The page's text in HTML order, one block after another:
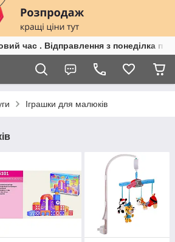
час . Відправлення з понеділка по
Іграшки для малюків